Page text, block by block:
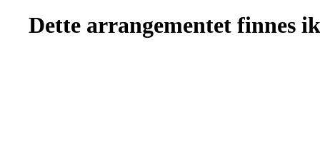
Dette arrangementet finnes